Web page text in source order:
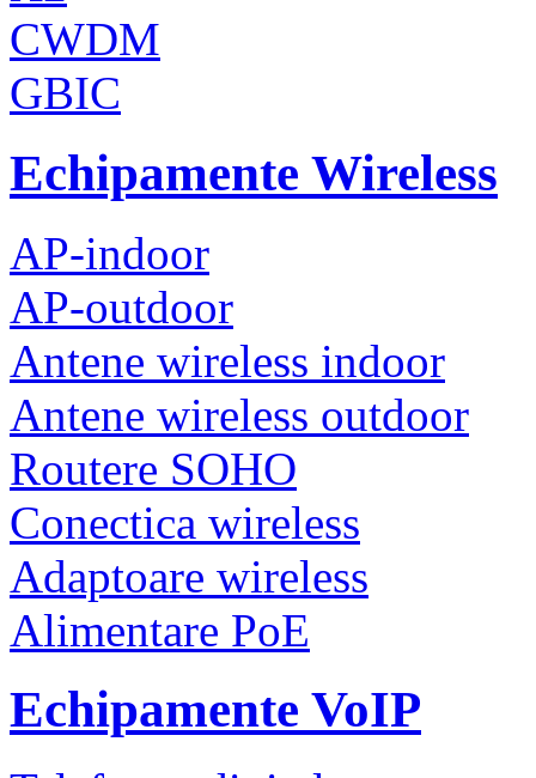
CWDM
GBIC
Echipamente Wireless
AP-indoor
AP-outdoor
Antene wireless indoor
Antene wireless outdoor
Routere SOHO
Conectica wireless
Adaptoare wireless
Alimentare PoE
Echipamente VoIP